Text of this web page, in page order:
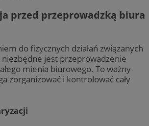
przed przeprowadzką biura
do fizycznych działań związanych
jest przeprowadzenie
mienia biurowego. To ważny
zorganizować i kontrolować cały